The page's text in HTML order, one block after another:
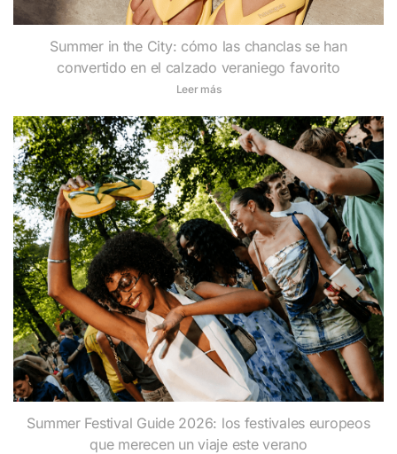
Summer in the City: cómo las chanclas se han
convertido en el calzado veraniego favorito
Leer más
Summer Festival Guide 2026: los festivales europeos
que merecen un viaje este verano